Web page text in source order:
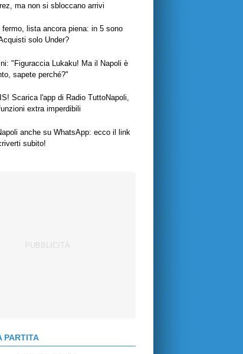
ma non si sbloccano arrivi
fermo, lista ancora piena: in 5 sono
solo Under?
"Figuraccia Lukaku! Ma il Napoli è
sapete perché?"
Scarica l'app di Radio TuttoNapoli,
extra imperdibili
anche su WhatsApp: ecco il link
subito!
PARTITA